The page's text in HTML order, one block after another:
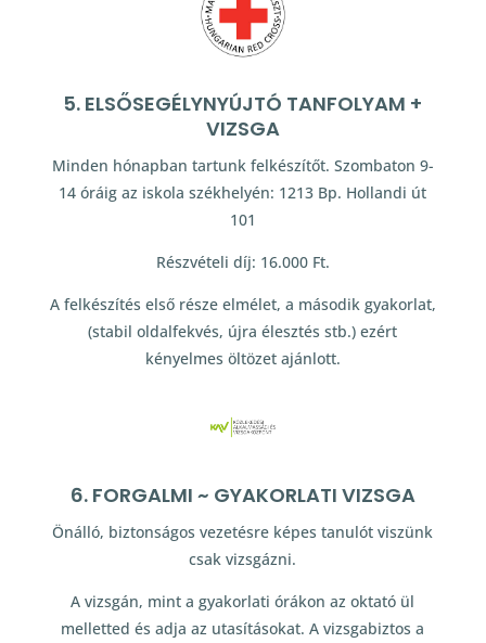
5. ELSŐSEGÉLYNYÚJTÓ TANFOLYAM +
VIZSGA
Minden hónapban tartunk felkészítőt. Szombaton 9-
14 óráig az iskola székhelyén: 1213 Bp. Hollandi út
101
Részvételi díj: 16.000 Ft.
A felkészítés első része elmélet, a második gyakorlat,
(stabil oldalfekvés, újra élesztés stb.) ezért
kényelmes öltözet ajánlott.
6. FORGALMI ~ GYAKORLATI VIZSGA
Önálló, biztonságos vezetésre képes tanulót viszünk
csak vizsgázni.
A vizsgán, mint a gyakorlati órákon az oktató ül
melletted és adja az utasításokat. A vizsgabiztos a